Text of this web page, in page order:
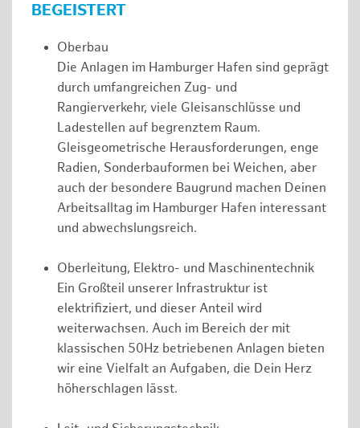
BEGEISTERT
Oberbau
Die Anlagen im Hamburger Hafen sind geprägt
durch umfangreichen Zug- und
Rangierverkehr, viele Gleisanschlüsse und
Ladestellen auf begrenztem Raum.
Gleisgeometrische Herausforderungen, enge
Radien, Sonderbauformen bei Weichen, aber
auch der besondere Baugrund machen Deinen
Arbeitsalltag im Hamburger Hafen interessant
und abwechslungsreich.
Oberleitung, Elektro- und Maschinentechnik
Ein Großteil unserer Infrastruktur ist
elektrifiziert, und dieser Anteil wird
weiterwachsen. Auch im Bereich der mit
klassischen 50Hz betriebenen Anlagen bieten
wir eine Vielfalt an Aufgaben, die Dein Herz
höherschlagen lässt.